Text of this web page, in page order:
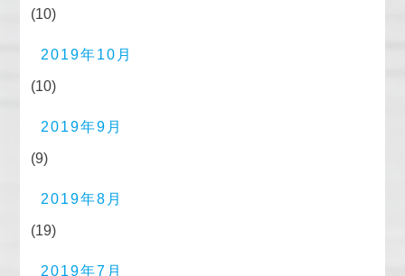
(10)
2019年10月
(10)
2019年9月
(9)
2019年8月
(19)
2019年7月